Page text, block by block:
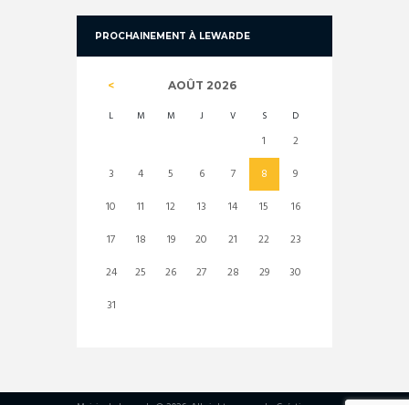
PROCHAINEMENT À LEWARDE
AOÛT 2026
L M M J V S D
1
2
3
4 5 6 7 8
9
10
11 12 13 14 15
16
17
18 19 20 21 22
23
24
25 26 27 28 29
30
31